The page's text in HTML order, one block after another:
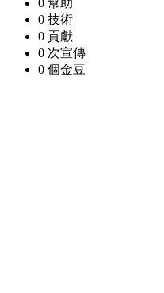
0 技術
0 貢獻
0 次宣傳
0 個金豆